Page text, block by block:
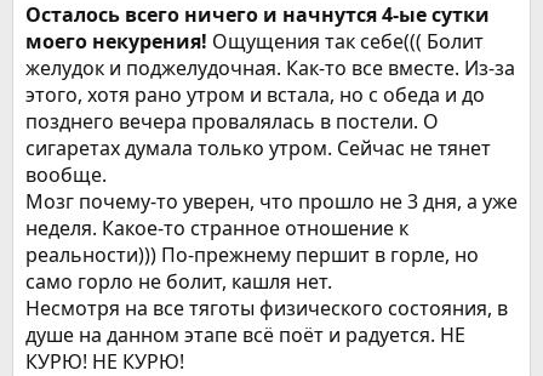
Осталось всего ничего и начнутся 4-ые сутки
моего некурения! Ощущения так себе((( Болит
желудок и поджелудочная. Как-то все вместе. Из-за
этого, хотя рано утром и встала, но с обеда и до
позднего вечера провалялась в постели. О
сигаретах думала только утром. Сейчас не тянет
вообще.
Мозг почему-то уверен, что прошло не 3 дня, а уже
неделя. Какое-то странное отношение к
реальности))) По-прежнему першит в горле, но
само горло не болит, кашля нет.
Несмотря на все тяготы физического состояния, в
душе на данном этапе всё поёт и радуется. НЕ
КУРЮ! НЕ КУРЮ!